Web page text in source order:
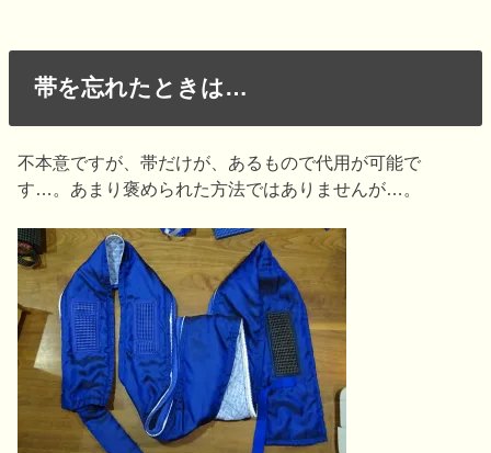
帯を忘れたときは…
不本意ですが、帯だけが、あるもので代用が可能で
す…。あまり褒められた方法ではありませんが…。